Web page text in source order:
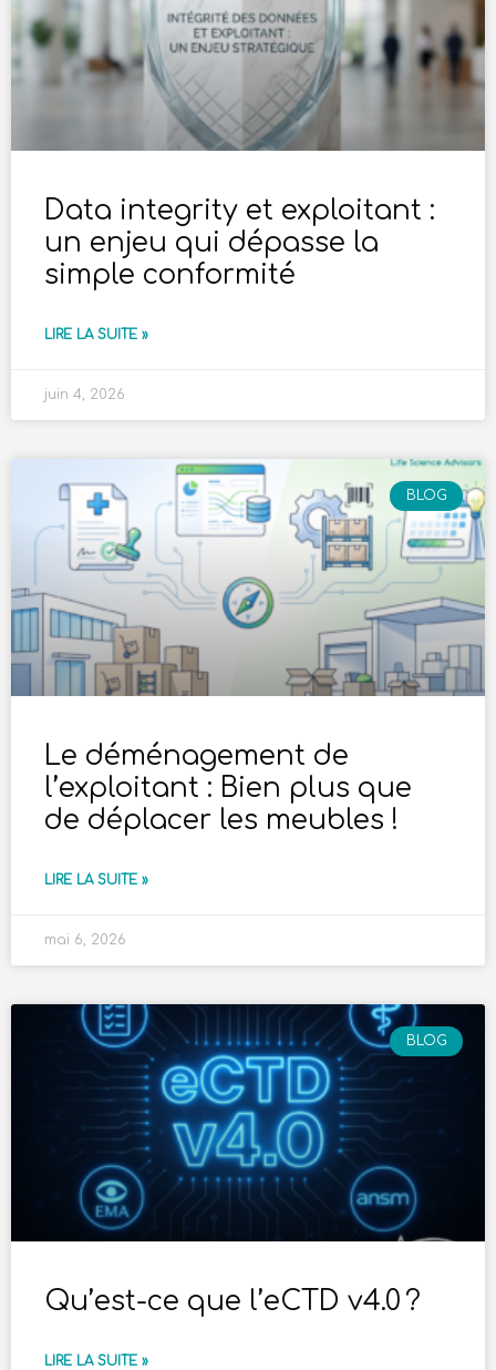
Data integrity et exploitant :
un enjeu qui dépasse la
simple conformité
LIRE LA SUITE »
juin 4, 2026
BLOG
Le déménagement de
l’exploitant : Bien plus que
de déplacer les meubles !
LIRE LA SUITE »
mai 6, 2026
BLOG
Qu’est-ce que l’eCTD v4.0 ?
LIRE LA SUITE »